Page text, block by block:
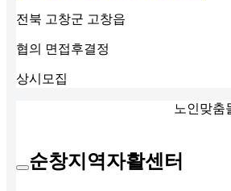
전북 고창군 고창읍
협의 면접후결정
상시모집
노인맞춤
순창지역자활센터